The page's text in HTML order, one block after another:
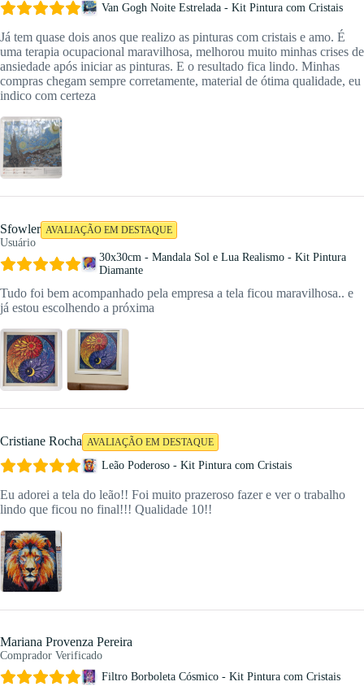
Van Gogh Noite Estrelada - Kit Pintura com Cristais
Já tem quase dois anos que realizo as pinturas com cristais e amo. É
uma terapia ocupacional maravilhosa, melhorou muito minhas crises de
ansiedade após iniciar as pinturas. E o resultado fica lindo. Minhas
compras chegam sempre corretamente, material de ótima qualidade, eu
indico com certeza
Sfowler
Usuário
AVALIAÇÃO EM DESTAQUE
30x30cm - Mandala Sol e Lua Realismo - Kit Pintura
Diamante
Tudo foi bem acompanhado pela empresa a tela ficou maravilhosa.. e
já estou escolhendo a próxima
Cristiane Rocha AVALIAÇÃO EM DESTAQUE
Leão Poderoso - Kit Pintura com Cristais
Eu adorei a tela do leão!! Foi muito prazeroso fazer e ver o trabalho
lindo que ficou no final!!! Qualidade 10!!
Mariana Provenza Pereira
Comprador Verificado
Filtro Borboleta Cósmico - Kit Pintura com Cristais